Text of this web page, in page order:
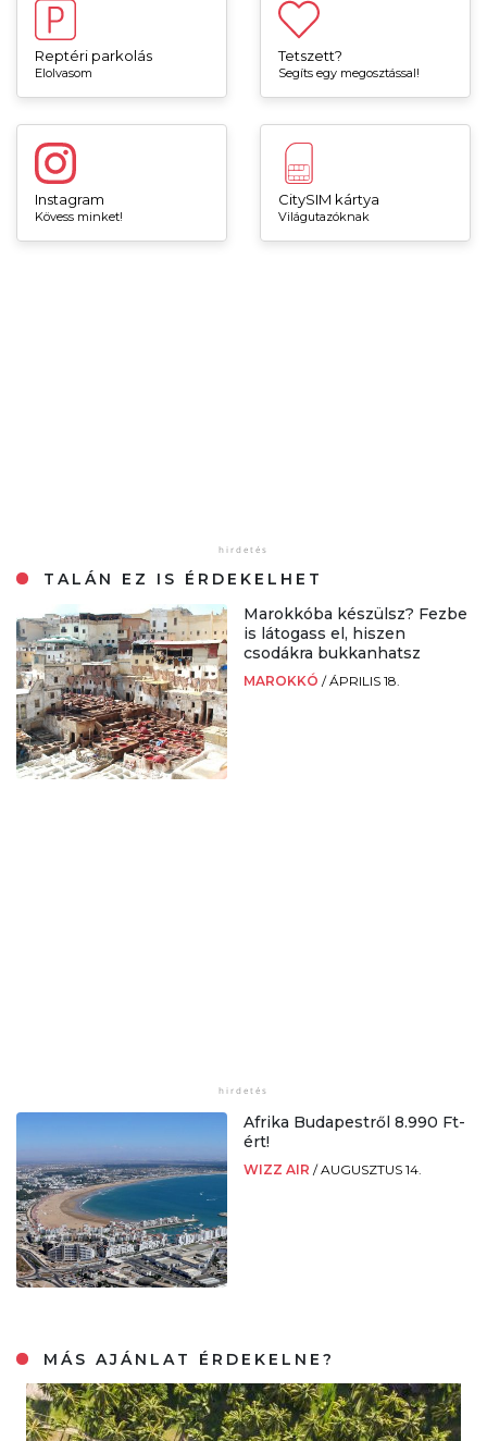
Reptéri parkolás
Elolvasom
Tetszett?
Segíts egy megosztással!
Instagram
Kövess minket!
CitySIM kártya
Világutazóknak
TALÁN EZ IS ÉRDEKELHET
Marokkóba készülsz? Fezbe
is látogass el, hiszen
csodákra bukkanhatsz
MAROKKÓ /ÁPRILIS 18.
Afrika Budapestről 8.990 Ft-
ért!
WIZZ AIR /AUGUSZTUS 14.
MÁS AJÁNLAT ÉRDEKELNE?